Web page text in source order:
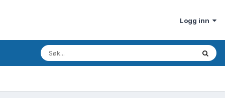
Logg inn